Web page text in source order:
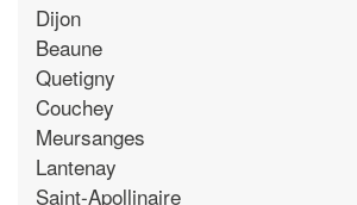
Dijon
Beaune
Quetigny
Couchey
Meursanges
Lantenay
Saint-Apollinaire